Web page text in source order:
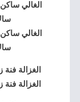
الغالي
الغالي
الغزالة
الغزالة